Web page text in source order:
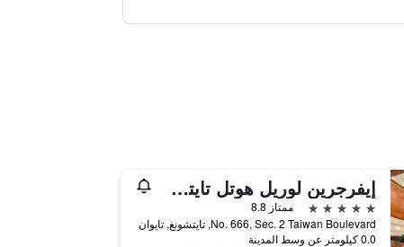
إيفرجرين لوريل هوتل تايتشونج
5 نجوم
ممتاز 8.8
No. 666, Sec. 2 Taiwan Boulevard, تايتشونغ, تايوان
0.0 كيلومتر عن وسط المدينة